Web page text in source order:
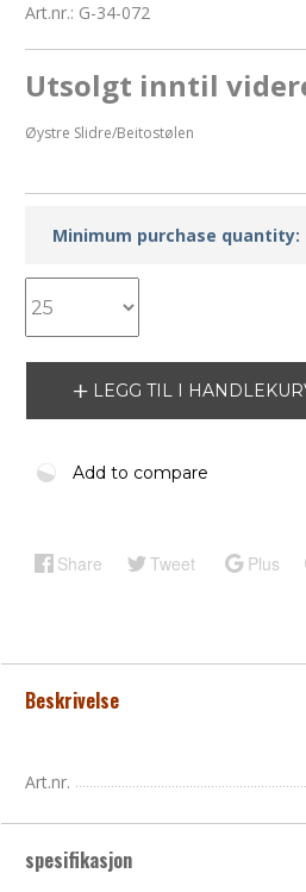
Art.nr.: G-34-072
Utsolgt inntil
Øystre Slidre/Beitostølen
Minimum purchase quantity:
LEGG TIL I
Add to compare
Share Tweet Plus
Beskrivelse
Art.nr.
spesifikasjon